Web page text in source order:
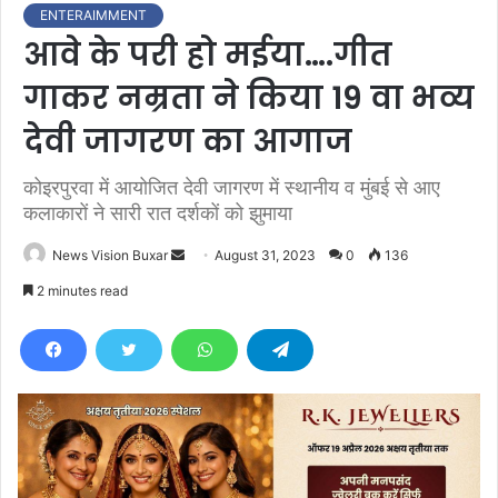
ENTERAIMMENT
आवे के परी हो मईया….गीत
गाकर नम्रता ने किया 19 वा भव्य
देवी जागरण का आगाज
कोइरपुरवा में आयोजित देवी जागरण में स्थानीय व मुंबई से आए
कलाकारों ने सारी रात दर्शकों को झुमाया
News Vision Buxar
d
e
m
a
August 31, 2023 0 136
2 minutes read